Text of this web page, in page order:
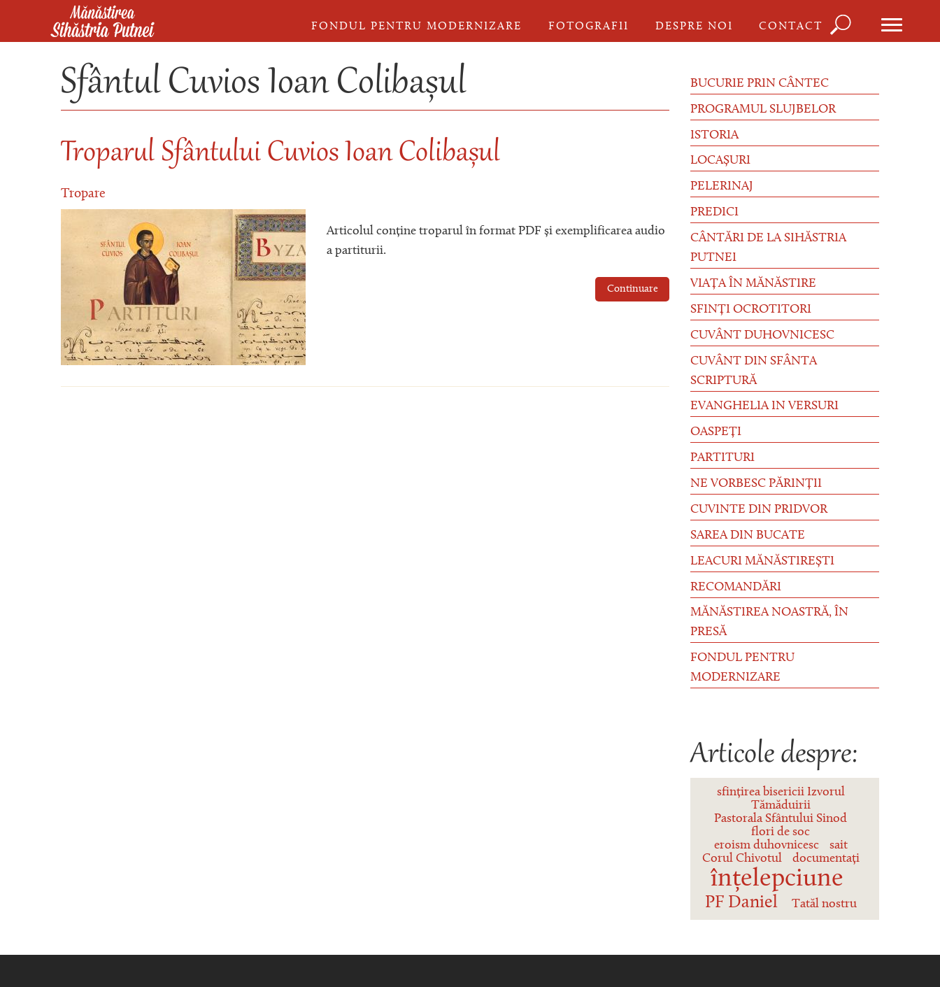
Mergi la conţinutul principal
FONDUL PENTRU MODERNIZARE FOTOGRAFII DESPRE NOI CONTACT
căutare
Sfântul Cuvios Ioan Colibașul
Troparul Sfântului Cuvios Ioan Colibașul
Tropare
Articolul conține troparul în format PDF și exemplificarea audio
a partiturii.
Continuare
BUCURIE PRIN CÂNTEC
PROGRAMUL SLUJBELOR
ISTORIA
LOCAȘURI
PELERINAJ
PREDICI
CÂNTĂRI DE LA SIHĂSTRIA
PUTNEI
VIAȚA ÎN MĂNĂSTIRE
SFINȚI OCROTITORI
CUVÂNT DUHOVNICESC
CUVÂNT DIN SFÂNTA
SCRIPTURĂ
EVANGHELIA IN VERSURI
OASPEȚI
PARTITURI
NE VORBESC PĂRINȚII
CUVINTE DIN PRIDVOR
SAREA DIN BUCATE
LEACURI MĂNĂSTIREȘTI
RECOMANDĂRI
MĂNĂSTIREA NOASTRĂ, ÎN
PRESĂ
FONDUL PENTRU
MODERNIZARE
Articole despre:
sfințirea bisericii Izvorul
Tămăduirii
Pastorala Sfântului Sinod
flori de soc
eroism duhovnicesc
sait
Corul Chivotul
documentați
înțelepciune
PF Daniel Tatăl nostru